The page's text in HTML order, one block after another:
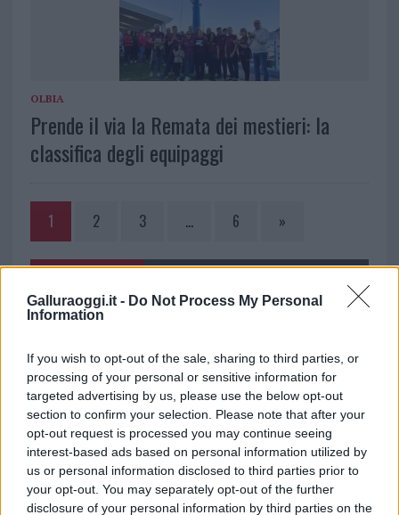
Galluraoggi.it - Do Not Process My Personal
Information
If you wish to opt-out of the sale, sharing to third parties, or
processing of your personal or sensitive information for
targeted advertising by us, please use the below opt-out
section to confirm your selection. Please note that after your
opt-out request is processed you may continue seeing
interest-based ads based on personal information utilized by
us or personal information disclosed to third parties prior to
your opt-out. You may separately opt-out of the further
disclosure of your personal information by third parties on the
OLBIA
Prende il via la Remata dei mestieri: la
classifica degli equipaggi
1 2 3 … 6 »
2026
Le ultime offerte di lavoro a Olbia e in Gallura
Cumuli di rifiuti a Santa Teresa Gallura, la